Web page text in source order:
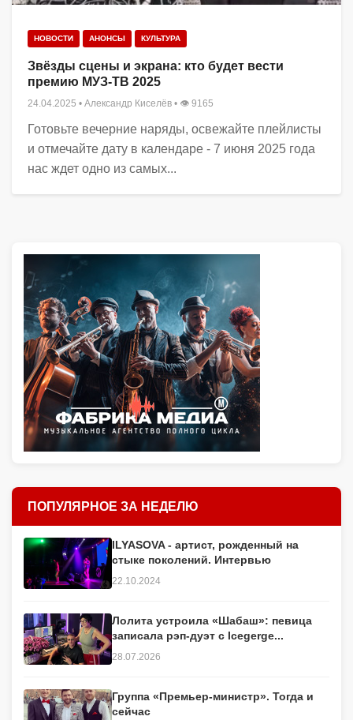
НОВОСТИ АНОНСЫ КУЛЬТУРА
Звёзды сцены и экрана: кто будет вести
премию МУЗ-ТВ 2025
24.04.2025 • Александр Киселёв • 👁 9165
Готовьте вечерние наряды, освежайте плейлисты
и отмечайте дату в календаре - 7 июня 2025 года
нас ждет одно из самых...
ПОПУЛЯРНОЕ ЗА НЕДЕЛЮ
ILYASOVA - артист, рожденный на
стыке поколений. Интервью
22.10.2024
Лолита устроила «Шабаш»: певица
записала рэп-дуэт с Icegerge...
28.07.2026
Группа «Премьер-министр». Тогда и
сейчас